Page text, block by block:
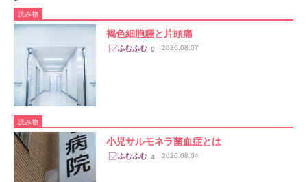
読み物
褐色細胞腫と片頭痛
0 2026.08.07
読み物
小児サルモネラ菌血症とは
4 2026.08.04